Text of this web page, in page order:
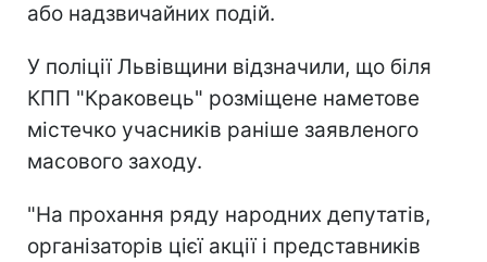
або надзвичайних подій.
У поліції Львівщини відзначили, що біля
КПП "Краковець" розміщене наметове
містечко учасників раніше заявленого
масового заходу.
"На прохання ряду народних депутатів,
організаторів цієї акції і представників